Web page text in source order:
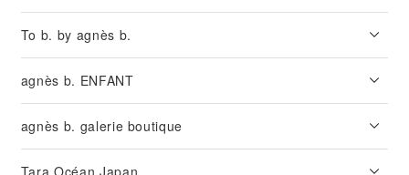
To b. by agnès b.
agnès b. ENFANT
agnès b. galerie boutique